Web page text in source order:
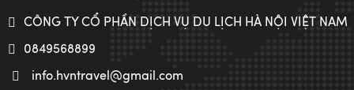
CÔNG TY CỔ PHẦN DỊCH VỤ DU LỊCH HÀ NỘI VIỆT NAM
0849568899
info.hvntravel@gmail.com